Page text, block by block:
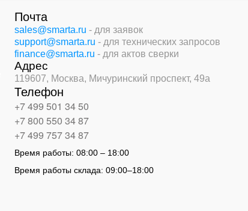
Почта
sales@smarta.ru - для заявок
support@smarta.ru - для технических запросов
finance@smarta.ru - для актов сверки
Адрес
119607, Москва, Мичуринский проспект, 49а
Телефон
+7 499 501 34 50
+7 800 550 34 87
+7 499 757 34 87
Время работы:08:00 – 18:00
Время работы склада:09:00–18:00